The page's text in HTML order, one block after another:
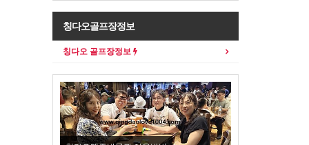
칭다오골프장정보
칭다오 골프장정보